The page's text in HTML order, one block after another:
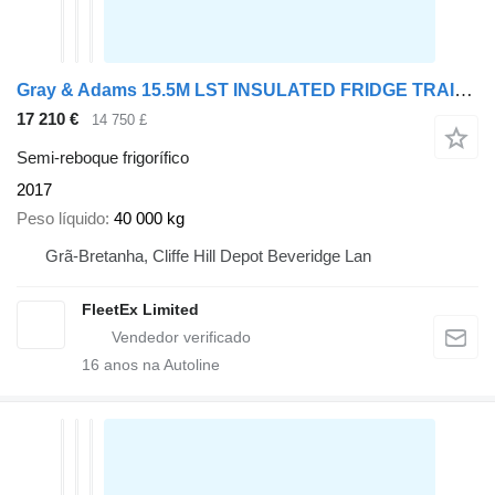
Gray & Adams 15.5M LST INSULATED FRIDGE TRAILER 2017 – C463431
17 210 € 14 750 £
Semi-reboque frigorífico
2017
Peso líquido 40 000 kg
Grã-Bretanha, Cliffe Hill Depot Beveridge Lan
FleetEx Limited
16 anos na Autoline